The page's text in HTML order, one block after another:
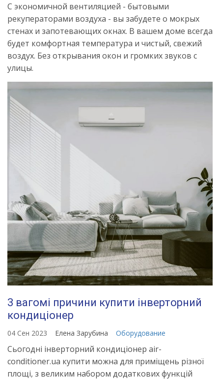
С экономичной вентиляцией - бытовыми
рекуператорами воздуха - вы забудете о мокрых
стенах и запотевающих окнах. В вашем доме всегда
будет комфортная температура и чистый, свежий
воздух. Без открывания окон и громких звуков с
улицы.
3 вагомі причини купити інверторний
кондиціонер
04 Сен 2023 Елена Зарубина Оборудование
Сьогодні інверторний кондиціонер air-
conditioner.ua купити можна для приміщень різної
площі, з великим набором додаткових функцій